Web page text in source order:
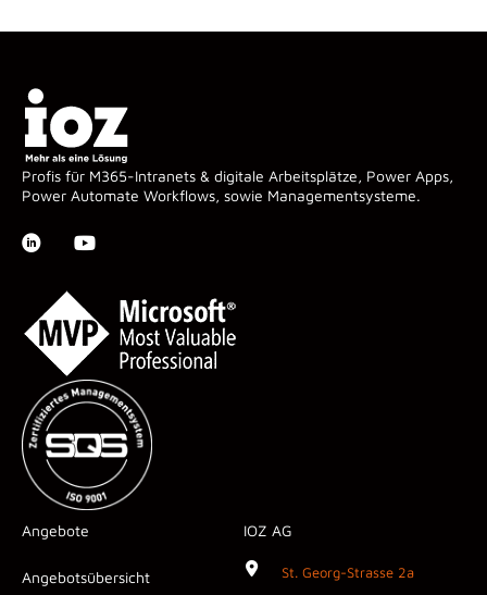
Profis für M365-Intranets & digitale Arbeitsplätze, Power Apps,
Power Automate Workflows, sowie Managementsysteme.
Angebote
Angebotsübersicht
IOZ AG
St. Georg-Strasse 2a